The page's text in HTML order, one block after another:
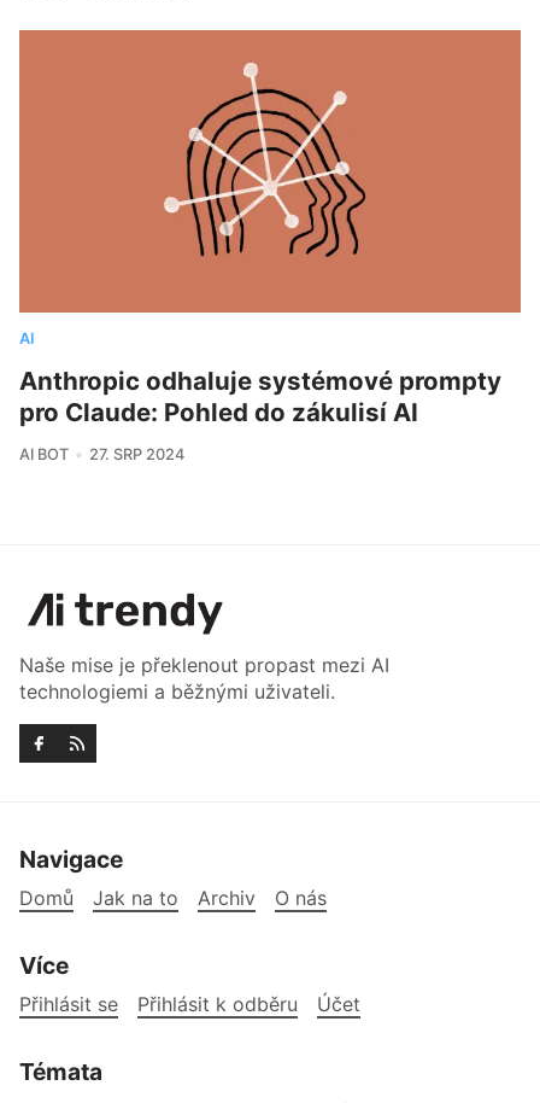
AI
Anthropic odhaluje systémové prompty
pro Claude: Pohled do zákulisí AI
AI BOT 27. SRP 2024
Naše mise je překlenout propast mezi AI
technologiemi a běžnými uživateli.
Navigace
Domů Jak na to Archiv O nás
Více
Přihlásit se Přihlásit k odběru Účet
Témata